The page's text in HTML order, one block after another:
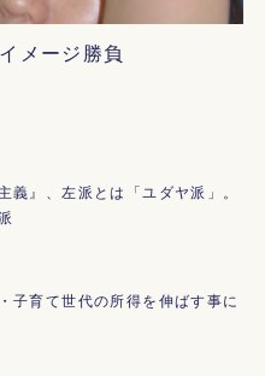
メージ勝負
義』、左派とは「ユダヤ派」。
子育て世代の所得を伸ばす事に